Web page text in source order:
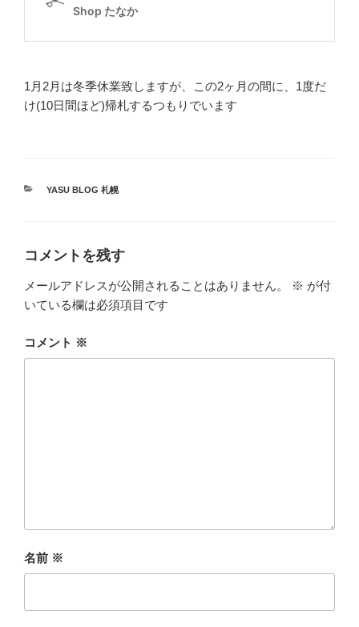
1月2月は冬季休業致しますが、この2ヶ月の間に、1度だ
け(10日間ほど)帰札するつもりでいます
カ
YASU BLOG 札幌
コメントを残す
メールアドレスが公開されることはありません。 ※ が付
いている欄は必須項目です
コメント ※
名前 ※